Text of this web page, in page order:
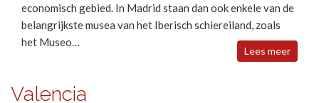
economisch gebied. In Madrid staan dan ook enkele van de
belangrijkste musea van het Iberisch schiereiland, zoals
het Museo…
Lees meer
Valencia